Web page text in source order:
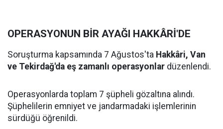
OPERASYONUN BİR AYAĞI HAKKÂRİ'DE
Soruşturma kapsamında 7 Ağustos'ta Hakkâri, Van
ve Tekirdağ'da eş zamanlı operasyonlar düzenlendi.
Operasyonlarda toplam 7 şüpheli gözaltına alındı.
Şüphelilerin emniyet ve jandarmadaki işlemlerinin
sürdüğü öğrenildi.